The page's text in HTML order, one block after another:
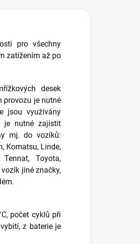
pro všechny
zatížením až po
desek
provozu je nutné
jsou využívány
je nutné zajistit
mj. do vozíků:
Komatsu, Linde,
Toyota,
jiné značky,
počet cyklů při
z baterie je